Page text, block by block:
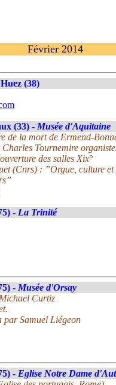
Février 2014
(38)
(33) - Musée d'Aquitaine
de la mort de Ermend-
Tournemire
des salles Xix°
(Cnrs) : ”Orgue, culture et
- La Trinité
- Musée d'Orsay
Curtiz
par Samuel Liégeon
- Eglise Notre Dame